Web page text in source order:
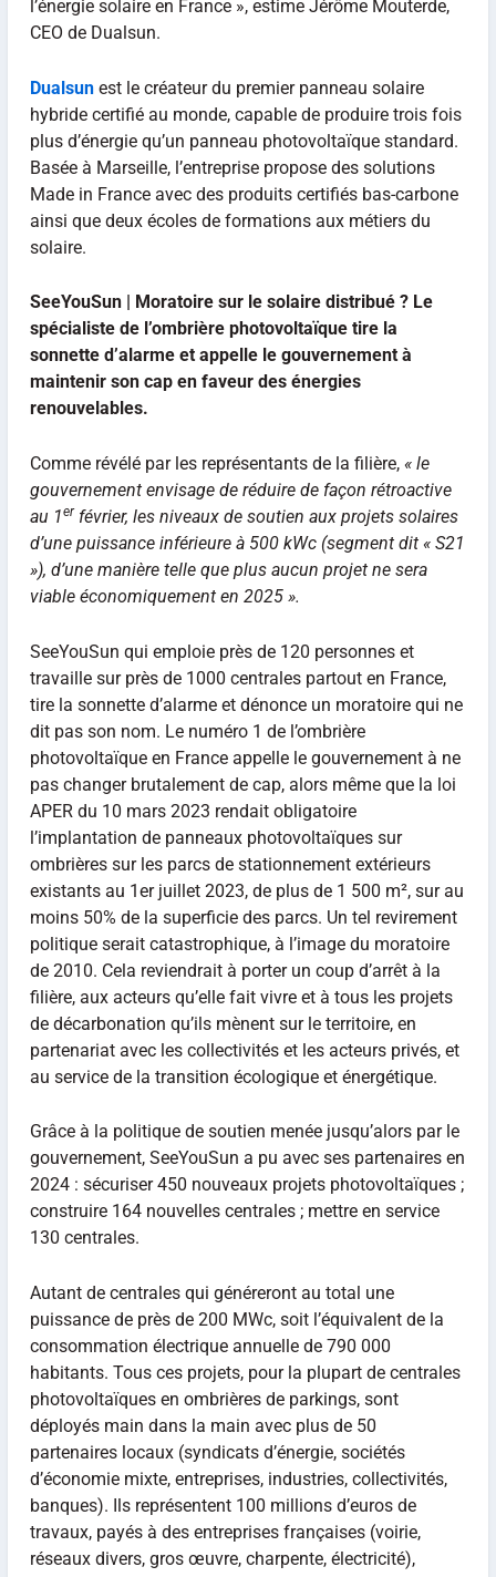
l’énergie solaire en France », estime Jérôme Mouterde,
CEO de Dualsun.
Dualsun est le créateur du premier panneau solaire
hybride certifié au monde, capable de produire trois fois
plus d’énergie qu’un panneau photovoltaïque standard.
Basée à Marseille, l’entreprise propose des solutions
Made in France avec des produits certifiés bas-carbone
ainsi que deux écoles de formations aux métiers du
solaire.
SeeYouSun | Moratoire sur le solaire distribué ? Le
spécialiste de l’ombrière photovoltaïque tire la
sonnette d’alarme et appelle le gouvernement à
maintenir son cap en faveur des énergies
renouvelables.
Comme révélé par les représentants de la filière, « le
gouvernement envisage de réduire de façon rétroactive
au 1erfévrier, les niveaux de soutien aux projets solaires
d’une puissance inférieure à 500 kWc (segment dit « S21
»), d’une manière telle que plus aucun projet ne sera
viable économiquement en 2025 ».
SeeYouSun qui emploie près de 120 personnes et
travaille sur près de 1000 centrales partout en France,
tire la sonnette d’alarme et dénonce un moratoire qui ne
dit pas son nom. Le numéro 1 de l’ombrière
photovoltaïque en France appelle le gouvernement à ne
pas changer brutalement de cap, alors même que la loi
APER du 10 mars 2023 rendait obligatoire
l’implantation de panneaux photovoltaïques sur
ombrières sur les parcs de stationnement extérieurs
existants au 1er juillet 2023, de plus de 1 500 m², sur au
moins 50% de la superficie des parcs. Un tel revirement
politique serait catastrophique, à l’image du moratoire
de 2010. Cela reviendrait à porter un coup d’arrêt à la
filière, aux acteurs qu’elle fait vivre et à tous les projets
de décarbonation qu’ils mènent sur le territoire, en
partenariat avec les collectivités et les acteurs privés, et
au service de la transition écologique et énergétique.
Grâce à la politique de soutien menée jusqu’alors par le
gouvernement, SeeYouSun a pu avec ses partenaires en
2024 : sécuriser 450 nouveaux projets photovoltaïques ;
construire 164 nouvelles centrales ; mettre en service
130 centrales.
Autant de centrales qui généreront au total une
puissance de près de 200 MWc, soit l’équivalent de la
consommation électrique annuelle de 790 000
habitants. Tous ces projets, pour la plupart de centrales
photovoltaïques en ombrières de parkings, sont
déployés main dans la main avec plus de 50
partenaires locaux (syndicats d’énergie, sociétés
d’économie mixte, entreprises, industries, collectivités,
banques). Ils représentent 100 millions d’euros de
travaux, payés à des entreprises françaises (voirie,
réseaux divers, gros œuvre, charpente, électricité),